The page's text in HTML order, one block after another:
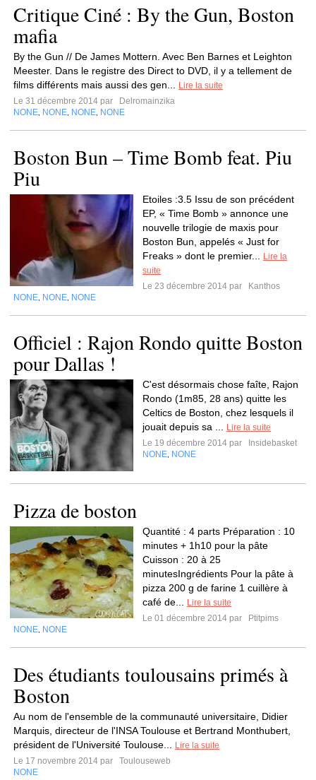
Critique Ciné : By the Gun, Boston
mafia
By the Gun // De James Mottern. Avec Ben Barnes et Leighton
Meester. Dans le registre des Direct to DVD, il y a tellement de
films différents mais aussi des gen...
Lire la suite
Le 31 décembre 2014 par
Delromainzika
NONE NONE NONE NONE
Boston Bun – Time Bomb feat. Piu
Piu
Etoiles :3.5 Issu de son précédent
EP, « Time Bomb » annonce une
nouvelle trilogie de maxis pour
Boston Bun, appelés « Just for
Freaks » dont le premier...
Lire la
suite
Le 23 décembre 2014 par
Kanthos
NONE NONE NONE
Officiel : Rajon Rondo quitte Boston
pour Dallas !
C'est désormais chose faîte, Rajon
Rondo (1m85, 28 ans) quitte les
Celtics de Boston, chez lesquels il
jouait depuis sa ...
Lire la suite
Le 19 décembre 2014 par
Insidebasket
NONE NONE
Pizza de boston
Quantité : 4 parts Préparation : 10
minutes + 1h10 pour la pâte
Cuisson : 20 à 25
minutesIngrédients Pour la pâte à
pizza 200 g de farine 1 cuillère à
café de...
Lire la suite
Le 01 décembre 2014 par
Ptitpims
NONE NONE
Des étudiants toulousains primés à
Boston
Au nom de l'ensemble de la communauté universitaire, Didier
Marquis, directeur de l'INSA Toulouse et Bertrand Monthubert,
président de l'Université Toulouse...
Lire la suite
Le 17 novembre 2014 par
Toulouseweb
NONE